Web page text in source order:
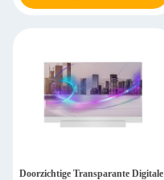
Doorzichtige Transparante Digitale